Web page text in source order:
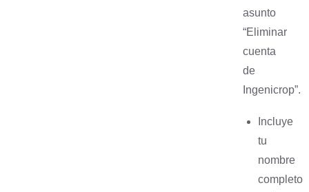
asunto
“Eliminar
cuenta
de
Ingenicrop”.
Incluye
tu
nombre
completo